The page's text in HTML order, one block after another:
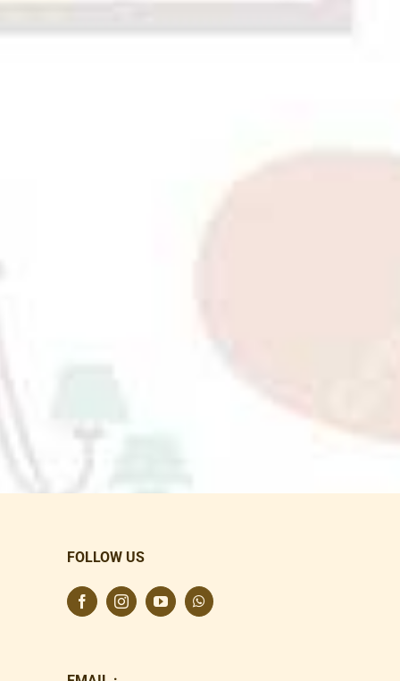
FOLLOW US